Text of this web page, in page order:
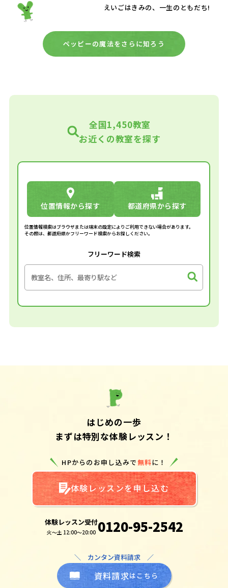
えいごはきみの、一生のともだち!
ペッピーの魔法をさらに知ろう
全国1,450教室
お近くの教室を探す
位置情報から探す 都道府県から探す
位置情報検索はブラウザまたは端末の設定によりご利用できない場合があります。
その際は、都道府県かフリーワード検索からお探しください。
フリーワード検索
はじめの一歩
まずは特別な体験レッスン！
HPからのお申し込みで無料に！
体験レッスンを申し込む
体験レッスン受付
火～土 12:00～20:00 0120-95-2542
＼ カンタン資料請求 ／
資料請求はこちら